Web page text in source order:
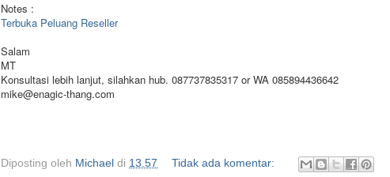
Notes :
Terbuka Peluang Reseller
Salam
MT
Konsultasi lebih lanjut, silahkan hub. 087737835317 or WA 085894436642
mike@enagic-thang.com
Diposting oleh Michael di 13.57
Tidak ada komentar: